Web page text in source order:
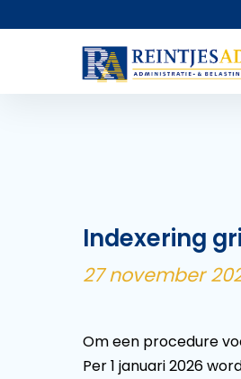
Indexering
27 november
Om een procedure
Per 1 januari 2026